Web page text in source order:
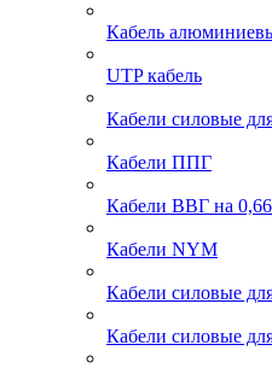
Кабель
UTP кабель
Кабели силовые
Кабели ППГ
Кабели ВВГ на
Кабели NYM
Кабели силовые
Кабели силовые